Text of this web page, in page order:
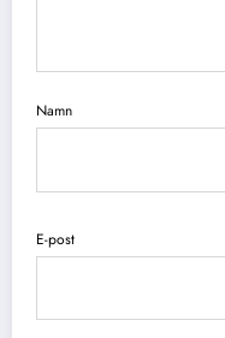
Namn
E-post